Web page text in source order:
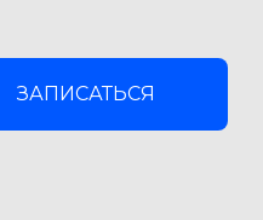
ЗАПИСАТЬСЯ